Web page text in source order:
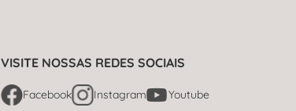
VISITE NOSSAS REDES SOCIAIS
Facebook Instagram Youtube